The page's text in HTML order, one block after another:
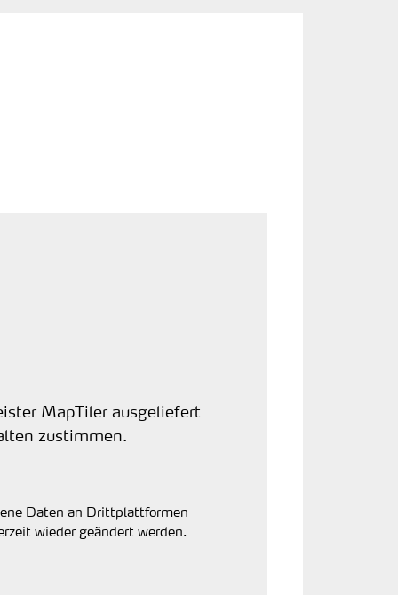
MapTiler ausgeliefert
zustimmen.
Daten an Drittplattformen
wieder geändert werden.